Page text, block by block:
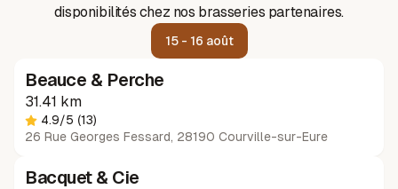
disponibilités chez nos brasseries partenaires.
15 - 16 août
Beauce & Perche
31.41 km
4.9/5 (13)
26 Rue Georges Fessard, 28190 Courville-sur-Eure
Bacquet & Cie